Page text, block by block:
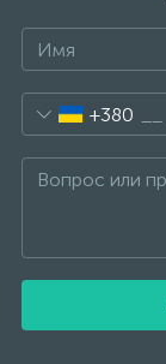
+380